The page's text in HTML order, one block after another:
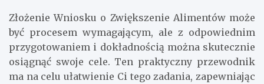
Złożenie Wniosku o Zwiększenie Alimentów może
być procesem wymagającym, ale z odpowiednim
przygotowaniem i dokładnością można skutecznie
osiągnąć swoje cele. Ten praktyczny przewodnik
ma na celu ułatwienie Ci tego zadania, zapewniając